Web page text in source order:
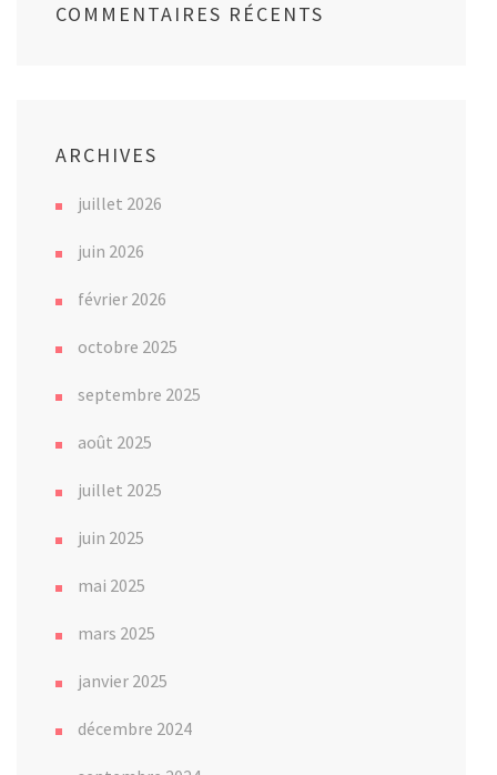
COMMENTAIRES RÉCENTS
ARCHIVES
juillet 2026
juin 2026
février 2026
octobre 2025
septembre 2025
août 2025
juillet 2025
juin 2025
mai 2025
mars 2025
janvier 2025
décembre 2024